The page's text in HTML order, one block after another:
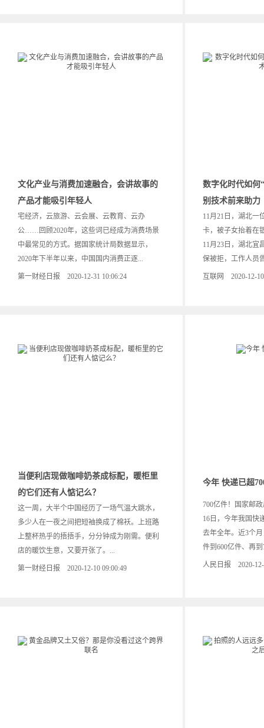
文化产业与消费加速融合，会讲故事的
产品才能吸引年轻人
宅经济，云旅游、云会展、云教育、云办
公……回顾2020年，这些词已经成为消费场景
中最常见的方式。据国家统计局数据显示，
2020年下半年以来，中国国内消费正逐...
第一财经日报 2020-12-31 10:06:24
数字化时代如何
别技术前来助力
11月21日，湖北一
卡，被子女抬着在
11月23日，湖北宜
保被拒，工作人员
互联网 2020-12-10
当便利店现做咖啡奶茶成标配，暖柜里
的它们还有人惦记么？
这一周，大半个中国经历了一场气温大跳水，
多少人在一夜之间把短袖换成了棉袄。上班路
上整杯热乎的捂捂手，分分钟成为刚需。便利
店的暖饮生意，又要开张了。...
第一财经日报 2020-12-10 09:00:49
今年 快递已超
700亿件！国家邮
16日，今年我国快
去年全年。近3个
件到600亿件、再
人民日报 2020-12-